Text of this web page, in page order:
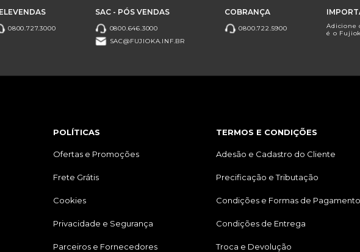
0800.727.3000
SAC - PÓS VENDAS
0800.646.3000
SAC@FUJIOKA.INF.BR
COBRANÇA
0800.722.5900 Adicione
é o
POLÍTICAS
Ofertas e Promoções
Frete Grátis
Cookies
Privacidade e Segurança
Parceiros e Fornecedores
TERMOS E CONDIÇÕES
Adesão e Cadastro do Cliente
Precificação e Tributação
Condições e Formas de Pagamento
Condições de Entrega
Troca e Devolução